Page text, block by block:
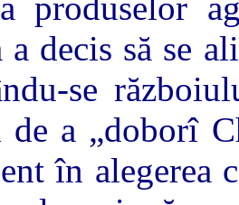
a decis să se
se
de a „doborî
în